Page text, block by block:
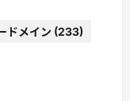
ドメイン (233)